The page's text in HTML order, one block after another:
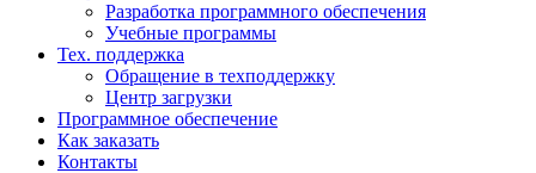
Разработка программного обеспечения
Учебные программы
Тех. поддержка
Обращение в техподдержку
Центр загрузки
Программное обеспечение
Как заказать
Контакты